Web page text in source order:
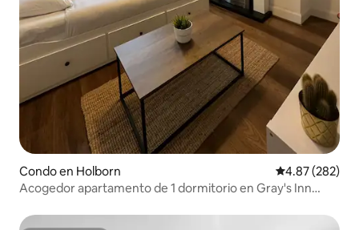
Condo en Holborn Calificación
4.87 (282)
Acogedor apartamento de 1 dormitorio en Gray's Inn